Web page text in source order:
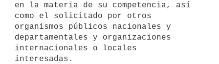
en la materia de su competencia, así
como el solicitado por otros
organismos públicos nacionales y
departamentales y organizaciones
internacionales o locales
interesadas.